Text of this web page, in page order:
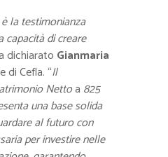
la testimonianza
di creare
dichiarato Gianmaria
di Cefla. “Il
Nettoa 825
una base solida
al futuro con
per investire nelle